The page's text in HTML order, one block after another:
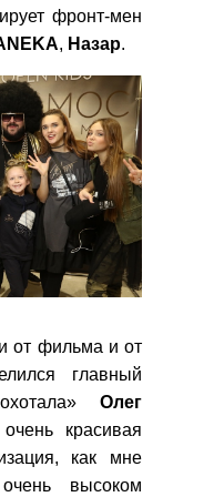
фронт-мен
, Назар.
от фильма и от
главный
Олег
красивая
как мне
высоком